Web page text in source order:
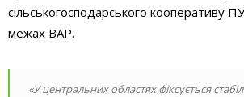
сільськогосподарського кооперативу
межах ВАР.
«У центральних областях фіксується